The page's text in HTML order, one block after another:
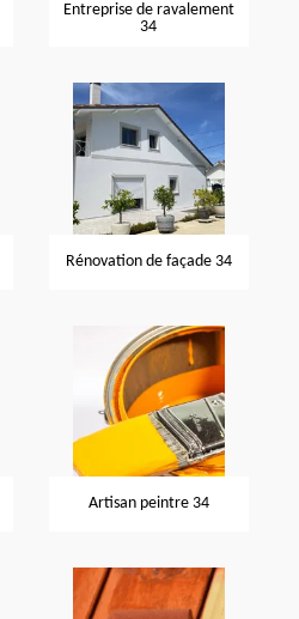
Entreprise de ravalement
34
Rénovation de façade 34
Artisan peintre 34